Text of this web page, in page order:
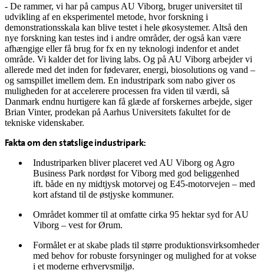
- De rammer, vi har på campus AU Viborg, bruger universitet til
udvikling af en eksperimentel metode, hvor forskning i
demonstrationsskala kan blive testet i hele økosystemer. Altså den
nye forskning kan testes ind i andre områder, der også kan være
afhængige eller få brug for fx en ny teknologi indenfor et andet
område. Vi kalder det for living labs. Og på AU Viborg arbejder vi
allerede med det inden for fødevarer, energi, biosolutions og vand –
og samspillet imellem dem. En industripark som nabo giver os
muligheden for at accelerere processen fra viden til værdi, så
Danmark endnu hurtigere kan få glæde af forskernes arbejde, siger
Brian Vinter, prodekan på Aarhus Universitets fakultet for de
tekniske videnskaber.
Fakta om den statslige industripark:
Industriparken bliver placeret ved AU Viborg og Agro
Business Park nordøst for Viborg med god beliggenhed
ift. både en ny midtjysk motorvej og E45-motorvejen – med
kort afstand til de østjyske kommuner.
Området kommer til at omfatte cirka 95 hektar syd for AU
Viborg – vest for Ørum.
Formålet er at skabe plads til større produktionsvirksomheder
med behov for robuste forsyninger og mulighed for at vokse
i et moderne erhvervsmiljø.